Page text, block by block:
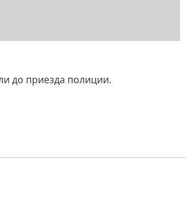
до приезда полиции.